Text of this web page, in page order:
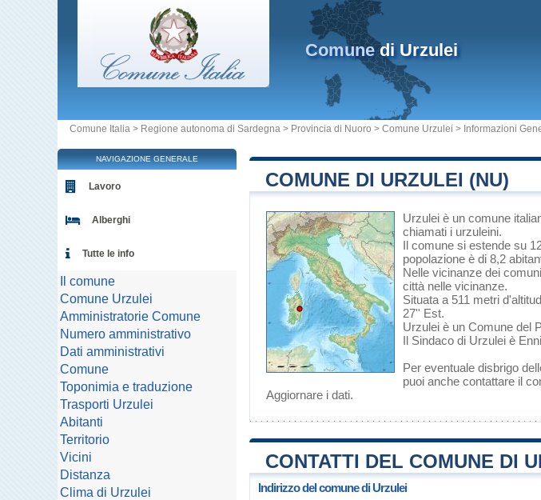
Comunedi Urzulei
Comune Italia > Regione autonoma di Sardegna > Provincia di Nuoro > Comune Urzulei > Informazioni
COMUNE DI URZULEI (NU)
Urzulei è un comune
chiamati i urzuleini.
Il comune si estende su
popolazione è di 8,2
Nelle vicinanze dei
città nelle vicinanze.
Situata a 511 metri
27'' Est.
Urzulei è un Comune del
Il Sindaco di Urzulei è
Per eventuale disbrigo
puoi anche contattare il
Aggiornare i dati.
CONTATTI DEL COMUNE DI
Indirizzo del comune di Urzulei
NAVIGAZIONE GENERALE
Lavoro
Alberghi
Tutte le info
Il comune
Comune Urzulei
Amministratorie Comune
Numero amministrativo
Dati amministrativi
Comune
Toponimia e traduzione
Trasporti Urzulei
Abitanti
Territorio
Vicini
Distanza
Clima di Urzulei